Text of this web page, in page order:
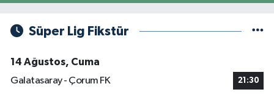
Süper Lig Fikstür
14 Ağustos, Cuma
Galatasaray - Çorum FK
21:30